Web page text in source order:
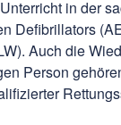
in der
Defibrillators
Auch die
Person